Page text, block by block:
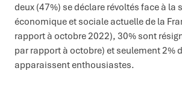
deux (47%) se déclare révoltés face à la
économique et sociale actuelle de la
rapport à octobre 2022), 30% sont
par rapport à octobre) et seulement 2%
apparaissent enthousiastes.